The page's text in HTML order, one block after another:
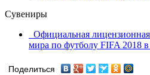
Сувениры
Официальная
мира по футболу FIFA 2018
Поделиться